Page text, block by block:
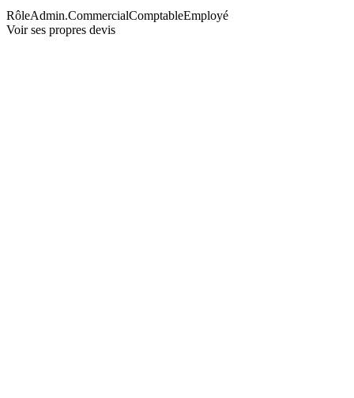
RôleAdmin.CommercialComptableEmployé
Voir ses propres devis